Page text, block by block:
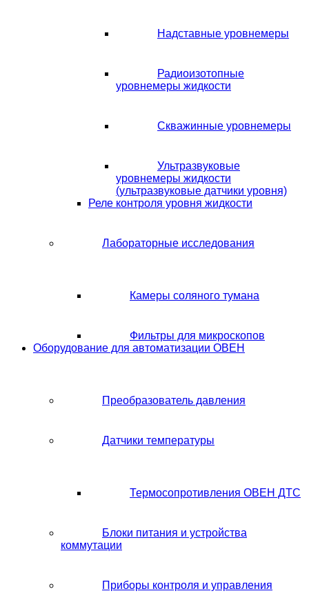
Надставные уровнемеры
Радиоизотопные
уровнемеры жидкости
Скважинные уровнемеры
Ультразвуковые
уровнемеры жидкости
(ультразвуковые датчики уровня)
Реле контроля уровня жидкости
Лабораторные исследования
Камеры соляного тумана
Фильтры для микроскопов
Оборудование для автоматизации ОВЕН
Преобразователь давления
Датчики температуры
Термосопротивления ОВЕН ДТС
Блоки питания и устройства
коммутации
Приборы контроля и управления